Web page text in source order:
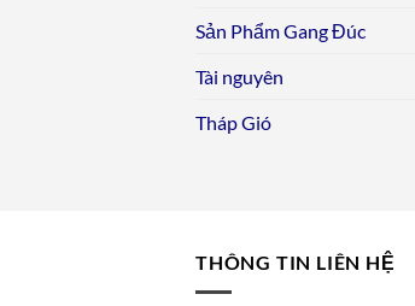
Sản Phẩm Gang Đúc
Tài nguyên
Tháp Gió
THÔNG TIN LIÊN HỆ